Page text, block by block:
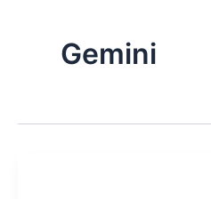
Gemini